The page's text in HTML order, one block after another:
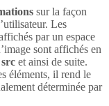
sur la façon
Les
par un espace
sont affichés en
src et ainsi de suite.
éléments, il rend le
déterminée par